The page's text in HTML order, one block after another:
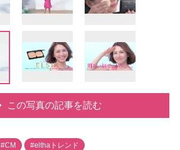
この写真の記事を読む
#CM #elthaトレンド